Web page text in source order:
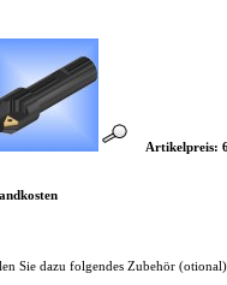
Artikelpreis:
Sie dazu folgendes Zubehör